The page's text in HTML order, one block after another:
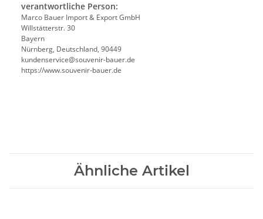
verantwortliche Person:
Marco Bauer Import & Export GmbH
Willstätterstr. 30
Bayern
Nürnberg, Deutschland, 90449
kundenservice@souvenir-bauer.de
https://www.souvenir-bauer.de
Ähnliche Artikel